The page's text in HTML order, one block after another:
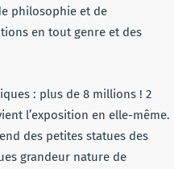
philosophie et de
en tout genre et des
: plus de 8 millions ! 2
l’exposition en elle-même.
des petites statues des
grandeur nature de